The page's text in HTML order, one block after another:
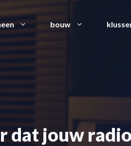
bouw
dat jouw